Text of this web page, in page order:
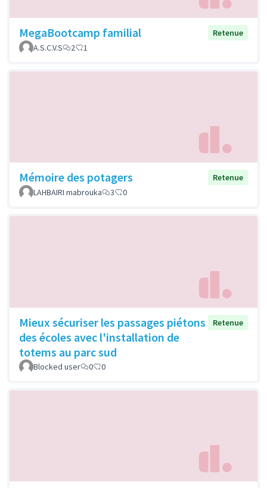
MegaBootcamp familial
Retenue
A.S.C.V.S
2 1
Mémoire des potagers
Retenue
LAHBAIRI mabrouka
3 0
Mieux sécuriser les passages piétons
des écoles avec l'installation de
totems au parc sud
Retenue
Blocked user 0 0